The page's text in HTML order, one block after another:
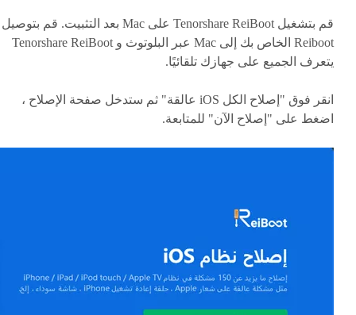
قم بتشغيل Tenorshare ReiBoot على Mac بعد التثبيت. قم بتوصيل
Reiboot الخاص بك إلى Mac عبر البلوتوث و Tenorshare ReiBoot
يتعرف الجميع على جهازك تلقائيًا.
انقر فوق "إصلاح الكل iOS عالقة" ثم ستدخل صفحة الإصلاح ،
اضغط على "إصلاح الآن" للمتابعة.